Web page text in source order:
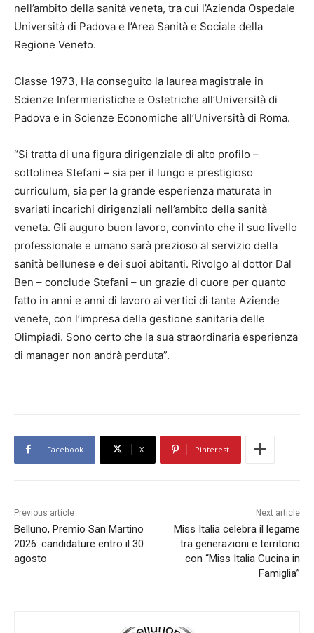
nell’ambito della sanità veneta, tra cui l’Azienda Ospedale
Università di Padova e l’Area Sanità e Sociale della
Regione Veneto.
Classe 1973, Ha conseguito la laurea magistrale in
Scienze Infermieristiche e Ostetriche all’Università di
Padova e in Scienze Economiche all’Università di Roma.
“Si tratta di una figura dirigenziale di alto profilo –
sottolinea Stefani – sia per il lungo e prestigioso
curriculum, sia per la grande esperienza maturata in
svariati incarichi dirigenziali nell’ambito della sanità
veneta. Gli auguro buon lavoro, convinto che il suo livello
professionale e umano sarà prezioso al servizio della
sanità bellunese e dei suoi abitanti. Rivolgo al dottor Dal
Ben – conclude Stefani – un grazie di cuore per quanto
fatto in anni e anni di lavoro ai vertici di tante Aziende
venete, con l’impresa della gestione sanitaria delle
Olimpiadi. Sono certo che la sua straordinaria esperienza
di manager non andrà perduta”.
Facebook X Pinterest
Previous article
Belluno, Premio San Martino
2026: candidature entro il 30
agosto
Next article
Miss Italia celebra il legame
tra generazioni e territorio
con “Miss Italia Cucina in
Famiglia”